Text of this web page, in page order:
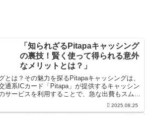
「知られざるPitapaキャッシング
の裏技！賢く使って得られる意外
なメリットとは？」
とは？その魅力を探るPitapaキャッシングは、
通系ICカード「Pitapa」が提供するキャッシン
サービスを利用することで、急な出費もスムー
2025.08.25